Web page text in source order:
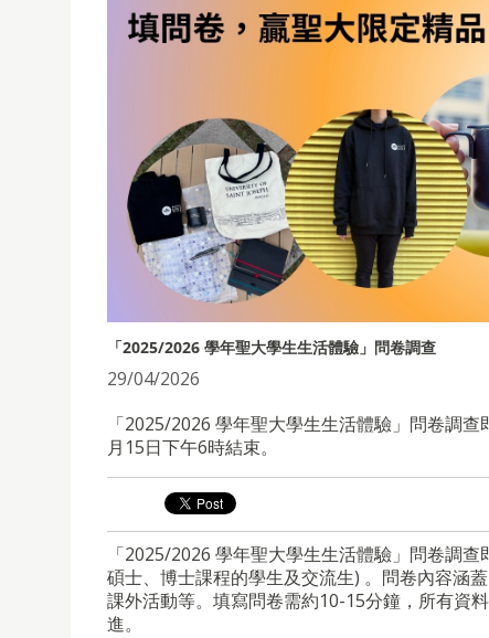
「2025/2026 學年聖大學生生活體驗」問卷調查
29/04/2026
「2025/2026 學年聖大學生生活體驗」問卷調
月15日下午6時結束。
「2025/2026 學年聖大學生生活體驗」問卷調
碩士、博士課程的學生及交流生) 。問卷內容涵
課外活動等。填寫問卷需約10-15分鐘，所有資
進。